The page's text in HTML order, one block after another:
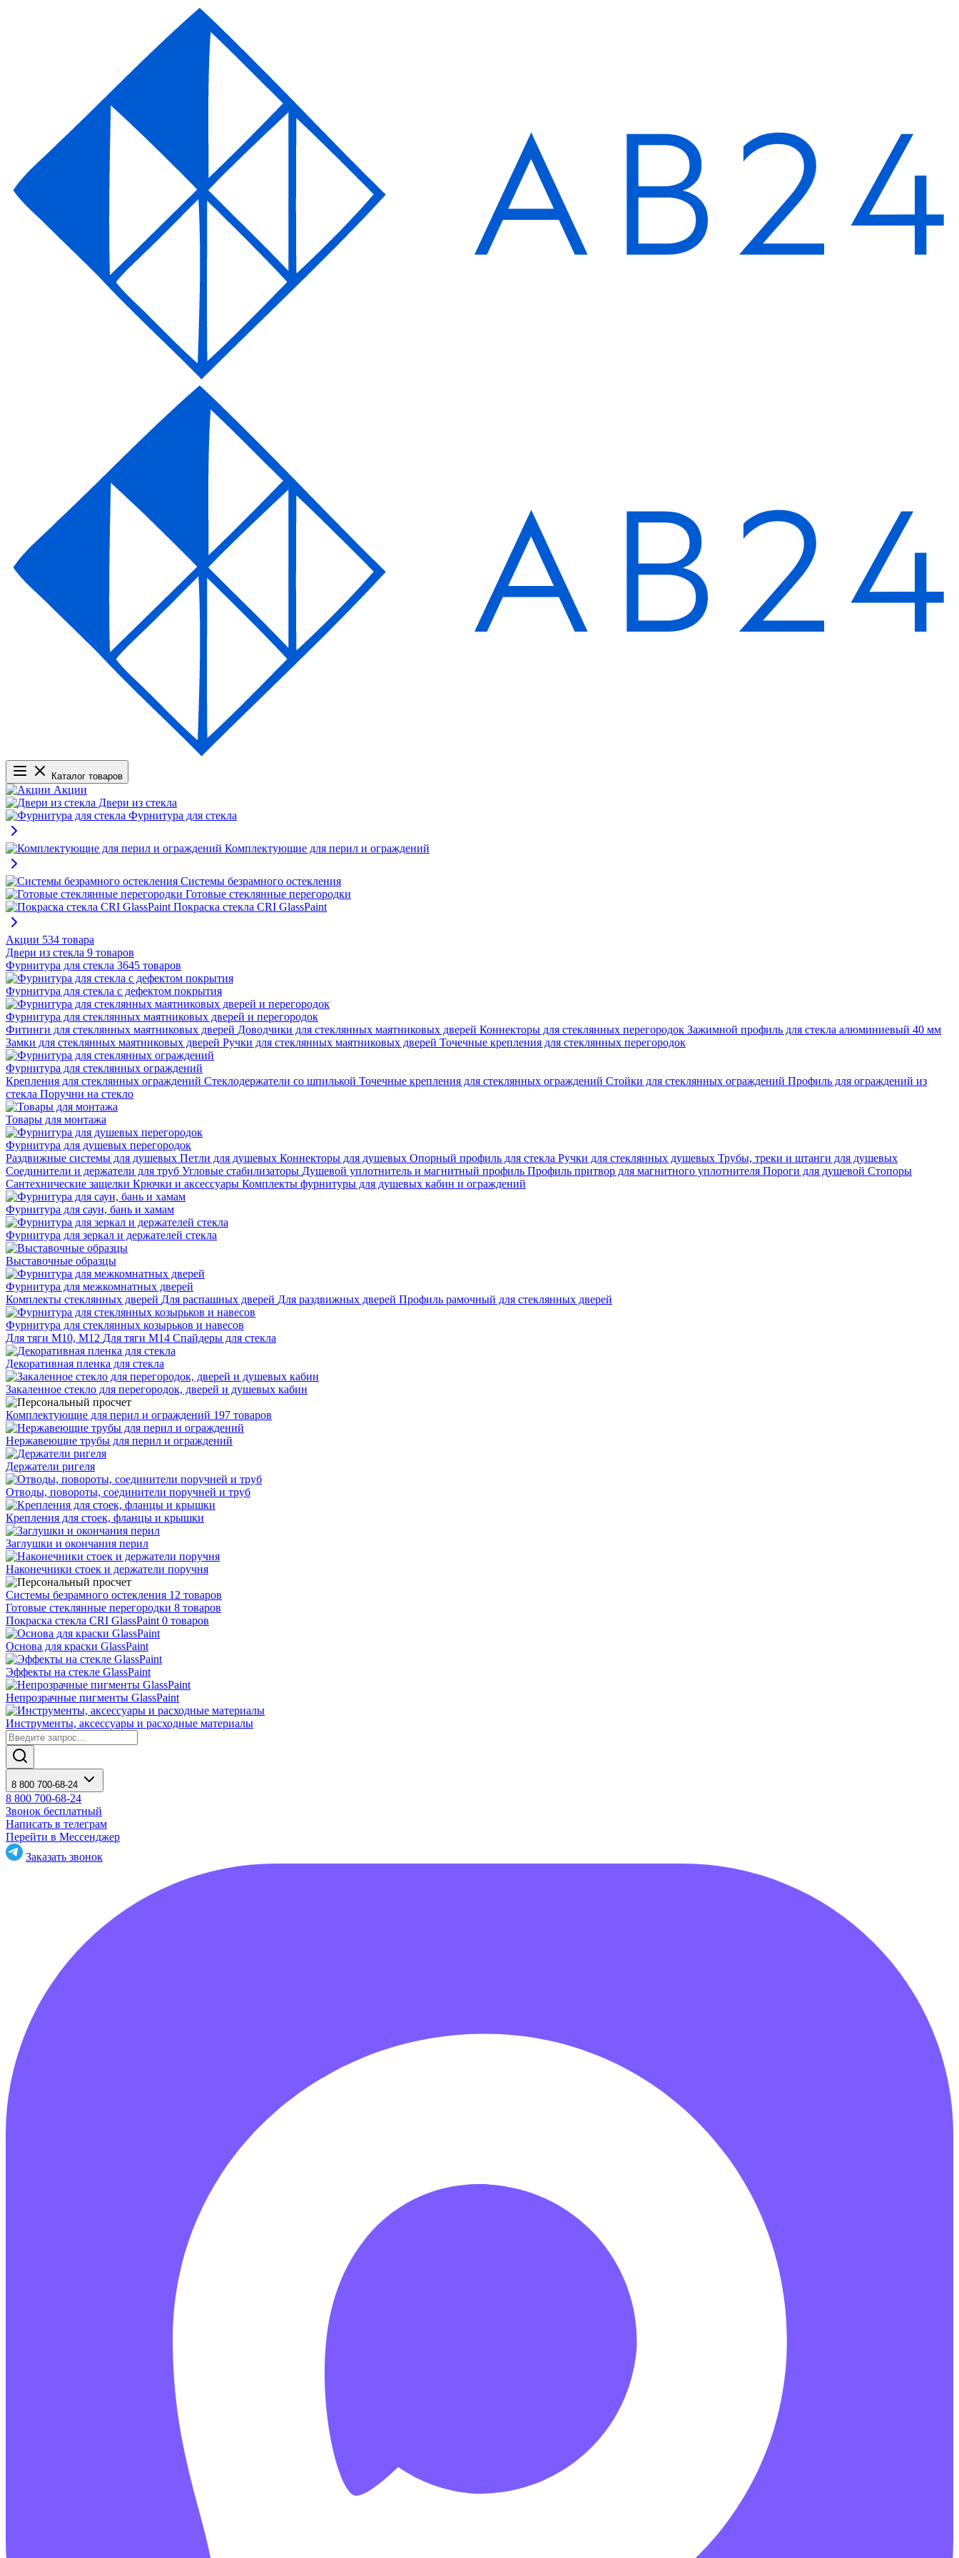
Каталог товаров
Акции
Двери из стекла
Фурнитура для стекла
Комплектующие для перил и ограждений
Системы безрамного остекления
Готовые стеклянные перегородки
Покраска стекла CRI GlassPaint
Акции 534 товара
Двери из стекла 9 товаров
Фурнитура для стекла 3645 товаров
Фурнитура для стекла с дефектом покрытия
Фурнитура для стеклянных маятниковых дверей и перегородок
Фитинги для стеклянных маятниковых дверей Доводчики для стеклянных маятниковых дверей Коннекторы для стеклянных перегородок Зажимной профиль для стекла алюминиевый 40 мм
Замки для стеклянных маятниковых дверей Ручки для стеклянных маятниковых дверей Точечные крепления для стеклянных перегородок
Фурнитура для стеклянных ограждений
Крепления для стеклянных ограждений Стеклодержатели со шпилькой Точечные крепления для стеклянных ограждений Стойки для стеклянных ограждений Профиль для ограждений из
стекла Поручни на стекло
Товары для монтажа
Фурнитура для душевых перегородок
Раздвижные системы для душевых Петли для душевых Коннекторы для душевых Опорный профиль для стекла Ручки для стеклянных душевых Трубы, треки и штанги для душевых
Соединители и держатели для труб Угловые стабилизаторы Душевой уплотнитель и магнитный профиль Профиль притвор для магнитного уплотнителя Пороги для душевой Стопоры
Сантехнические защелки Крючки и аксессуары Комплекты фурнитуры для душевых кабин и ограждений
Фурнитура для саун, бань и хамам
Фурнитура для зеркал и держателей стекла
Выставочные образцы
Фурнитура для межкомнатных дверей
Комплекты стеклянных дверей Для распашных дверей Для раздвижных дверей Профиль рамочный для стеклянных дверей
Фурнитура для стеклянных козырьков и навесов
Для тяги М10, М12 Для тяги М14 Спайдеры для стекла
Декоративная пленка для стекла
Закаленное стекло для перегородок, дверей и душевых кабин
Комплектующие для перил и ограждений 197 товаров
Нержавеющие трубы для перил и ограждений
Держатели ригеля
Отводы, повороты, соединители поручней и труб
Крепления для стоек, фланцы и крышки
Заглушки и окончания перил
Наконечники стоек и держатели поручня
Системы безрамного остекления 12 товаров
Готовые стеклянные перегородки 8 товаров
Покраска стекла CRI GlassPaint 0 товаров
Основа для краски GlassPaint
Эффекты на стекле GlassPaint
Непрозрачные пигменты GlassPaint
Инструменты, аксессуары и расходные материалы
8 800 700-68-24
8 800 700-68-24
Звонок бесплатный
Написать в телеграм
Перейти в Мессенджер
Заказать звонок